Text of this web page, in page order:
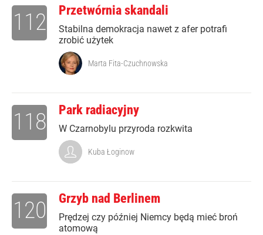
Przetwórnia skandali
Stabilna demokracja nawet z afer potrafi
zrobić użytek
112
Marta Fita-Czuchnowska
Park radiacyjny
W Czarnobylu przyroda rozkwita
118
Kuba Łoginow
Grzyb nad Berlinem
Prędzej czy później Niemcy będą mieć broń
atomową
120